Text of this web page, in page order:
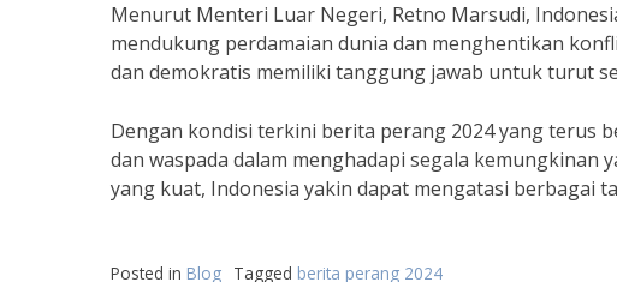
Menurut Menteri Luar Negeri, Retno Marsudi,
mendukung perdamaian dunia dan menghentikan
dan demokratis memiliki tanggung jawab untuk turut
Dengan kondisi terkini berita perang 2024 yang terus
dan waspada dalam menghadapi segala
yang kuat, Indonesia yakin dapat mengatasi berbagai
Posted in Blog Tagged berita perang 2024